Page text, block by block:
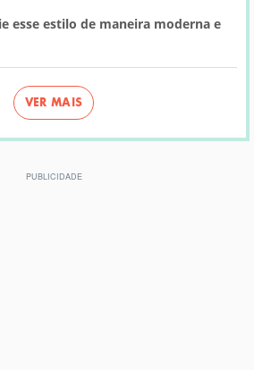
esse estilo de maneira moderna e
VER MAIS